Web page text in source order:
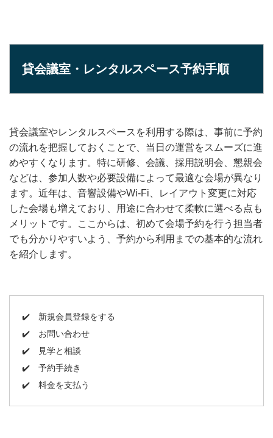
貸会議室・レンタルスペース予約手順
貸会議室やレンタルスペースを利用する際は、事前に予約
の流れを把握しておくことで、当日の運営をスムーズに進
めやすくなります。特に研修、会議、採用説明会、懇親会
などは、参加人数や必要設備によって最適な会場が異なり
ます。近年は、音響設備やWi-Fi、レイアウト変更に対応
した会場も増えており、用途に合わせて柔軟に選べる点も
メリットです。ここからは、初めて会場予約を行う担当者
でも分かりやすいよう、予約から利用までの基本的な流れ
を紹介します。
✔️ 新規会員登録をする
✔️ お問い合わせ
✔️
見学と相談
✔️ 予約手続き
✔️ 料金を支払う